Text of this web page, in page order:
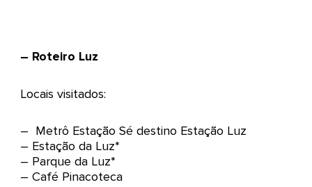
– Roteiro Luz
Locais visitados:
– Metrô Estação Sé destino Estação Luz
– Estação da Luz*
– Parque da Luz*
– Café Pinacoteca